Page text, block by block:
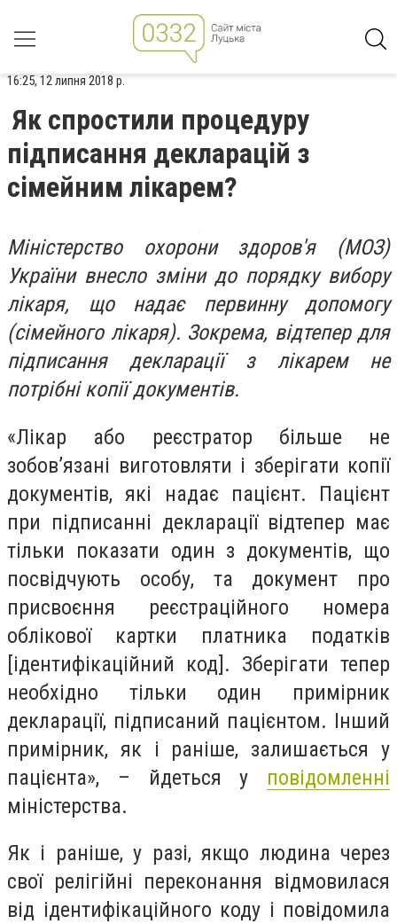
16:25, 12 липня 2018 р.
Як спростили процедуру
підписання декларацій з
сімейним лікарем?
Міністерство охорони здоров'я (МОЗ)
України внесло зміни до порядку вибору
лікаря, що надає первинну допомогу
(сімейного лікаря). Зокрема, відтепер для
підписання декларації з лікарем не
потрібні копії документів.
«Лікар або реєстратор більше не
зобов’язані виготовляти і зберігати копії
документів, які надає пацієнт. Пацієнт
при підписанні декларації відтепер має
тільки показати один з документів, що
посвідчують особу, та документ про
присвоєння реєстраційного номера
облікової картки платника податків
[ідентифікаційний код]. Зберігати тепер
необхідно тільки один примірник
декларації, підписаний пацієнтом. Інший
примірник, як і раніше, залишається у
пацієнта», – йдеться у повідомленні
міністерства.
Як і раніше, у разі, якщо людина через
свої релігійні переконання відмовилася
від ідентифікаційного коду і повідомила